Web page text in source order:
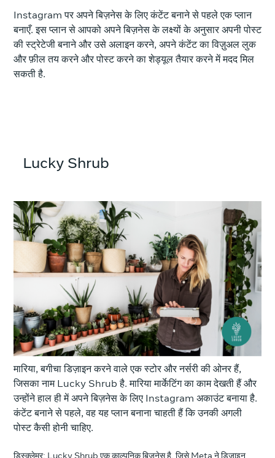
Instagram पर अपने बिज़नेस के लिए कंटेंट बनाने से पहले एक प्लान
बनाएँ. इस प्लान से आपको अपने बिज़नेस के लक्ष्यों के अनुसार अपनी पोस्ट
की स्ट्रेटेजी बनाने और उसे अलाइन करने, अपने कंटेंट का विज़ुअल लुक
और फ़ील तय करने और पोस्ट करने का शेड्यूल तैयार करने में मदद मिल
सकती है.
Lucky Shrub
मारिया, बगीचा डिज़ाइन करने वाले एक स्टोर और नर्सरी की ओनर हैं,
जिसका नाम Lucky Shrub है. मारिया मार्केटिंग का काम देखती हैं और
उन्होंने हाल ही में अपने बिज़नेस के लिए Instagram अकाउंट बनाया है.
कंटेंट बनाने से पहले, वह यह प्लान बनाना चाहती हैं कि उनकी अगली
पोस्ट कैसी होनी चाहिए.